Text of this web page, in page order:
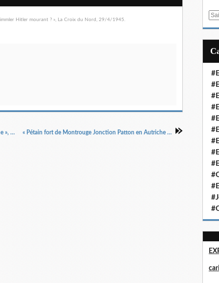
« Berlin Prisonniers De gaulle Pétain Ratisbonne », La Croix du Nord, 26/4/1945. « Pétain fort de Montrouge Jonction Patton en Autriche », La Croix du Nord, 28/4/1945.
E